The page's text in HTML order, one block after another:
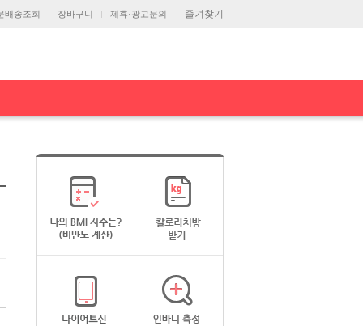
즐겨찾기
배송조회 장바구니 제휴·광고문의